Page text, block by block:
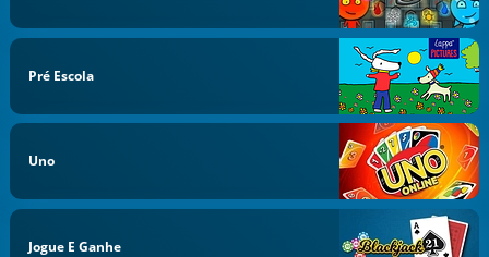
Pré Escola
Uno
Jogue E Ganhe